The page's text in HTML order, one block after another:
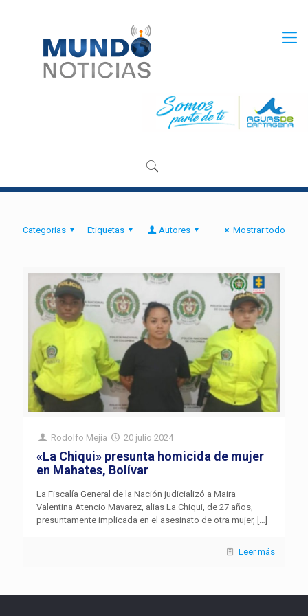
Categorias Etiquetas Autores Mostrar todo
Rodolfo Mejia 20 julio 2024
«La Chiqui» presunta homicida de mujer
en Mahates, Bolívar
La Fiscalía General de la Nación judicializó a Maira
Valentina Atencio Mavarez, alias La Chiqui, de 27 años,
presuntamente implicada en el asesinato de otra mujer, […]
Leer más